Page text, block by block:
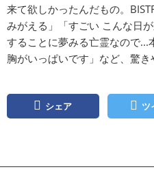
来て欲しかったんだもの。
みがえる」「すごい こんな日
することに夢みる亡霊なので
胸がいっぱいです」など、驚き
シェア ツ